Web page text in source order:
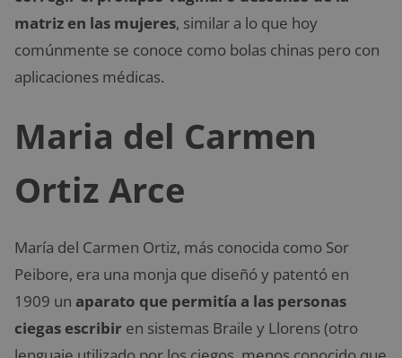
matriz en las mujeres, similar a lo que hoy
comúnmente se conoce como bolas chinas pero con
aplicaciones médicas.
Maria del Carmen
Ortiz Arce
María del Carmen Ortiz, más conocida como Sor
Peibore, era una monja que diseñó y patentó en
1909 un aparato que permitía a las personas
ciegas escribir en sistemas Braile y Llorens (otro